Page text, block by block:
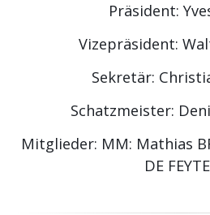
Präsident:
Vizepräsident:
Sekretär:
Schatzmeister:
Mitglieder: MM: Mathias
DE